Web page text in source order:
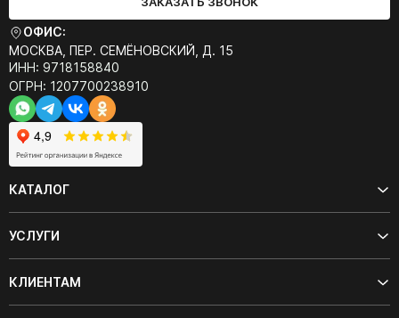
ОФИС:
МОСКВА, ПЕР. СЕМЁНОВСКИЙ, Д. 15
ИНН: 9718158840
ОГРН: 1207700238910
КАТАЛОГ
УСЛУГИ
КЛИЕНТАМ